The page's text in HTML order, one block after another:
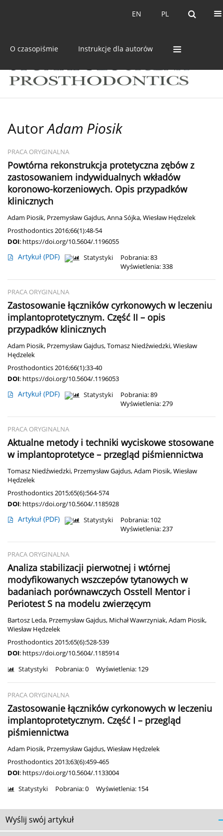
PL
EN PL
EN
O czasopiśmie Instrukcje dla autorów
AutorAdam Piosik
PRACA ORYGINALNA
Powtórna rekonstrukcja protetyczna zębów z
zastosowaniem indywidualnych wkładów
koronowo-korzeniowych. Opis przypadków
klinicznych
Adam Piosik, Przemysław Gajdus,Anna Sójka,Wiesław Hędzelek
Prosthodontics 2016;66(1):48-54
DOI: https://doi.org/10.5604/.1196055
Artykuł (PDF) Statystyki
Pobrania: 83
Wyświetlenia: 338
PRACA ORYGINALNA
Zastosowanie łączników cyrkonowych w leczeniu
implantoprotetycznym. Część II – opis
przypadków klinicznych
Adam Piosik, Przemysław Gajdus,Tomasz Niedźwiedzki,Wiesław
Hędzelek
Prosthodontics 2016;66(1):33-40
DOI: https://doi.org/10.5604/.1196053
Artykuł (PDF) Statystyki
Pobrania: 89
Wyświetlenia: 279
PRACA ORYGINALNA
Aktualne metody i techniki wyciskowe stosowane
w implantoprotetyce – przegląd piśmiennictwa
Tomasz Niedźwiedzki, Przemysław Gajdus,Adam Piosik,Wiesław
Hędzelek
Prosthodontics 2015;65(6):564-574
DOI: https://doi.org/10.5604/.1185928
Artykuł (PDF) Statystyki
Pobrania: 102
Wyświetlenia: 237
PRACA ORYGINALNA
Analiza stabilizacji pierwotnej i wtórnej
modyfikowanych wszczepów tytanowych w
badaniach porównawczych Osstell Mentor i
Periotest S na modelu zwierzęcym
Bartosz Leda, Przemysław Gajdus, Michał Wawrzyniak,Adam Piosik,
Wiesław Hędzelek
Prosthodontics 2015;65(6):528-539
DOI: https://doi.org/10.5604/.1185914
Statystyki Pobrania: 0 Wyświetlenia: 129
PRACA ORYGINALNA
Zastosowanie łączników cyrkonowych w leczeniu
implantoprotetycznym. Część I – przegląd
piśmiennictwa
Adam Piosik, Przemysław Gajdus,Wiesław Hędzelek
Prosthodontics 2013;63(6):459-465
DOI: https://doi.org/10.5604/.1133004
Statystyki Pobrania: 0 Wyświetlenia: 154
Wyślij swój artykuł